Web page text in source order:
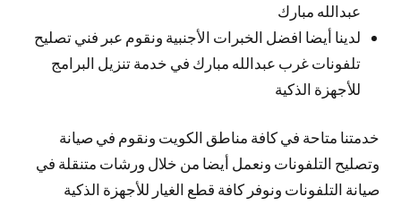
عبدالله مبارك
لدينا أيضا افضل الخبرات الأجنبية ونقوم عبر فني تصليح
تلفونات غرب عبدالله مبارك في خدمة تنزيل البرامج
للأجهزة الذكية
خدمتنا متاحة في كافة مناطق الكويت ونقوم في صيانة
وتصليح التلفونات ونعمل أيضا من خلال ورشات متنقلة في
صيانة التلفونات ونوفر كافة قطع الغيار للأجهزة الذكية